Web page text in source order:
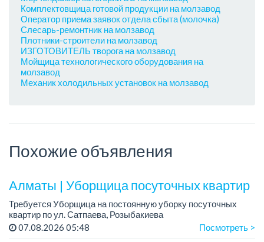
Комплектовщица готовой продукции на молзавод
Оператор приема заявок отдела сбыта (молочка)
Слесарь-ремонтник на молзавод
Плотники-строители на молзавод
ИЗГОТОВИТЕЛЬ творога на молзавод
Мойщица технологического оборудования на
молзавод
Механик холодильных установок на молзавод
Похожие объявления
Алматы | Уборщица посуточных квартир
Требуется Уборщица на постоянную уборку посуточных
квартир по ул. Сатпаева, Розыбакиева
График работы: полный.
Требования: проживание в городе Алматы, обязательно по
07.08.2026 05:48 Посмотреть >